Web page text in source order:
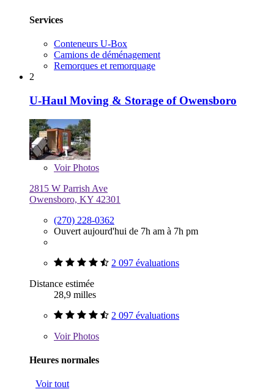
Services
Conteneurs U-Box
Camions de déménagement
Remorques et remorquage
2
U-Haul Moving & Storage of Owensboro
VoirPhotos
2815 W Parrish Ave
Owensboro, KY 42301
(270) 228-0362
Ouvert aujourd'hui de 7h am à 7h pm
2 097 évaluations
Distance estimée
28,9 milles
2 097 évaluations
VoirPhotos
Heures normales
Voir tout